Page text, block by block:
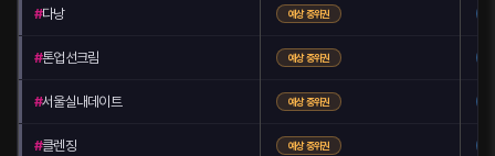
#다낭 예상 중위권
#톤업선크림 예상 중위권
#서울실내데이트 예상 중위권
#클렌징 예상 중위권